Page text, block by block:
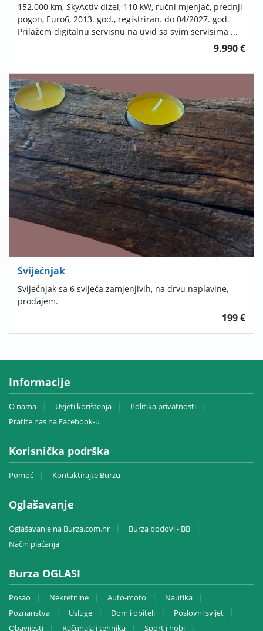
152.000 km, SkyActiv dizel, 110 kW, ručni mjenjač, prednji
pogon, Euro6, 2013. god., registriran. do 04/2027. god.
Prilažem digitalnu servisnu na uvid sa svim servisima ...
9.990 €
Svijećnjak
Svijećnjak sa 6 svijeća zamjenjivih, na drvu naplavine,
prodajem.
199 €
Informacije
O nama Uvjeti korištenja
Politika privatnosti
Pratite nas na Facebook-u
Korisnička podrška
Pomoć Kontaktirajte Burzu
Oglašavanje
Oglašavanje na Burza.com.hr
Burza bodovi - BB
Način plaćanja
Burza OGLASI
Posao Nekretnine Auto-moto
Nautika
Poznanstva
Usluge Dom i obitelj
Poslovni svijet
Obavijesti
Računala i tehnika Sport i hobi